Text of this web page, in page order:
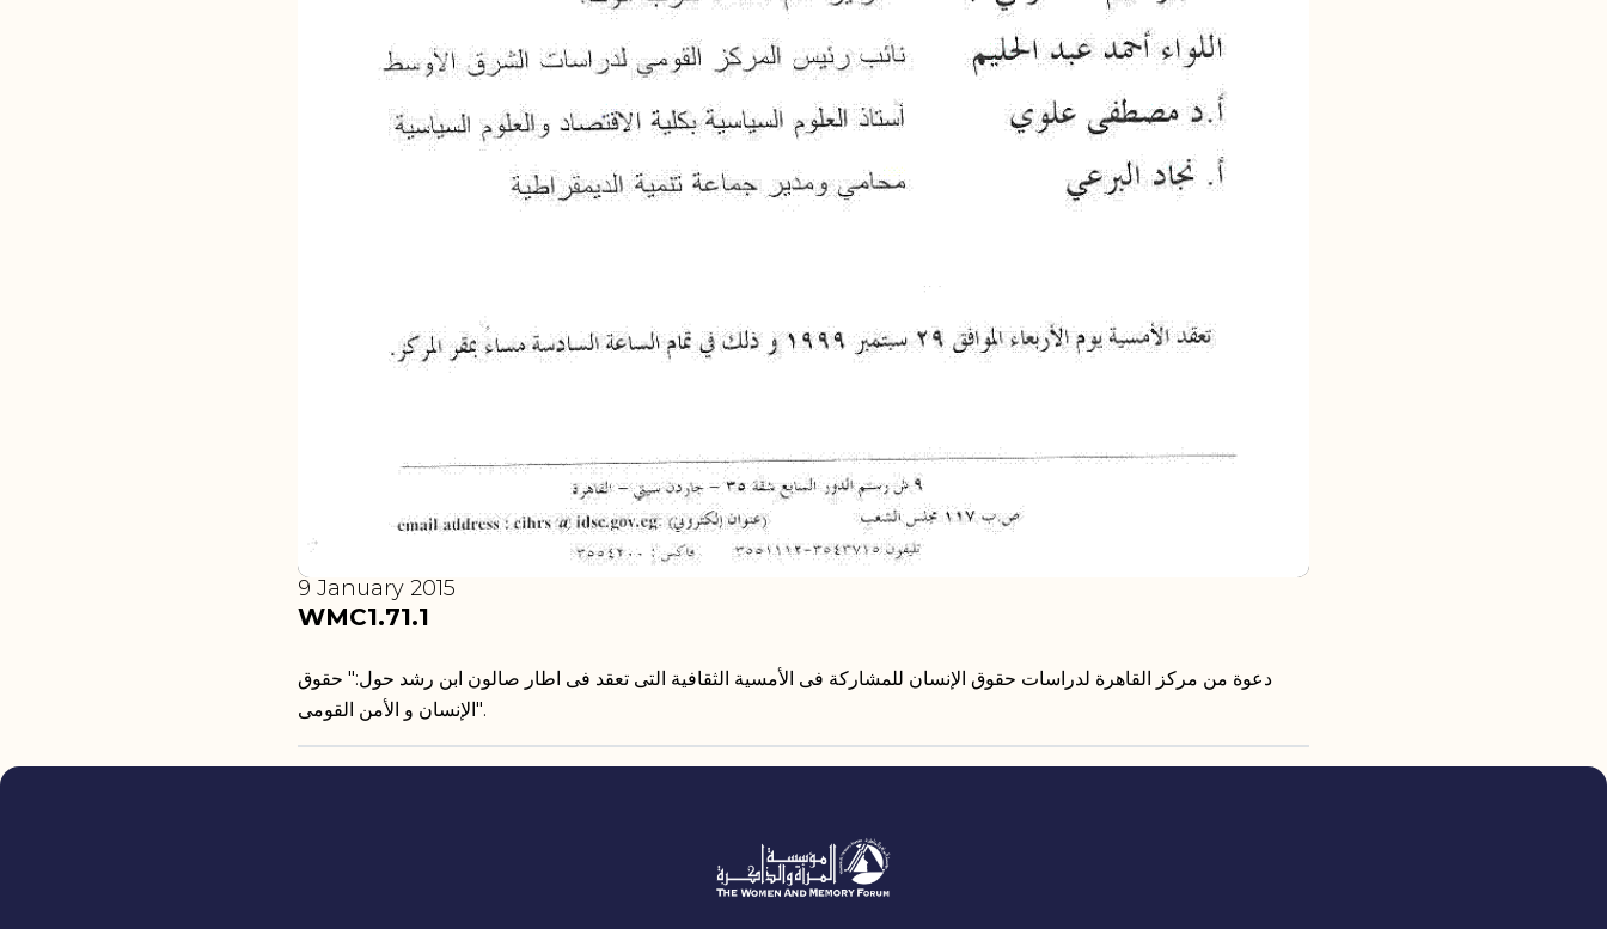
WMC1.71.1
9 January 2015
دعوة من مركز القاهرة لدراسات حقوق الإنسان للمشاركة فى الأمسية الثقافية التى تعقد فى اطار صالون ابن رشد حول:" حقوق
الإنسان و الأمن القومى".